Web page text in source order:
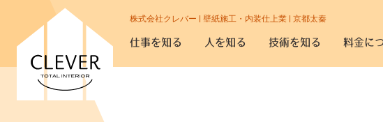
株式会社クレバー | 壁紙施工・内装仕上業 | 京都太秦
仕事を知る 人を知る 技術を知る 料金に